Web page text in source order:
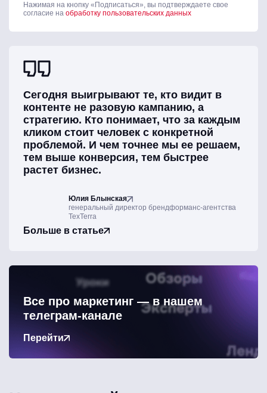
Нажимая на кнопку «Подписаться», вы подтверждаете свое
согласие на обработку пользовательских данных
Сегодня выигрывают те, кто видит в
контенте не разовую кампанию, а
стратегию. Кто понимает, что за каждым
кликом стоит человек с конкретной
проблемой. И чем точнее мы ее решаем,
тем выше конверсия, тем быстрее
растет бизнес.
Юлия Блынская
генеральный директор брендформанс-агентства
TexTerra
Больше в статье
Все про маркетинг — в нашем
телеграм-канале
Перейти